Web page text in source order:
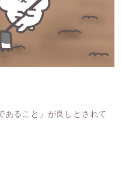
あること」が良しとされて